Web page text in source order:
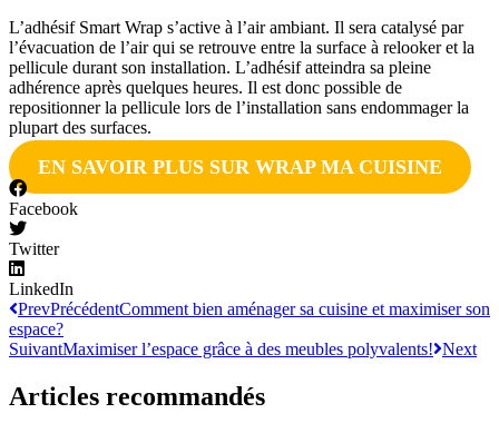
L’adhésif Smart Wrap s’active à l’air ambiant. Il sera catalysé par
l’évacuation de l’air qui se retrouve entre la surface à relooker et la
pellicule durant son installation. L’adhésif atteindra sa pleine
adhérence après quelques heures. Il est donc possible de
repositionner la pellicule lors de l’installation sans endommager la
plupart des surfaces.
EN SAVOIR PLUS SUR WRAP MA CUISINE
Facebook
Twitter
LinkedIn
PrevPrécédentComment bien aménager sa cuisine et maximiser son
espace?
SuivantMaximiser l’espace grâce à des meubles polyvalents! Next
Articles recommandés